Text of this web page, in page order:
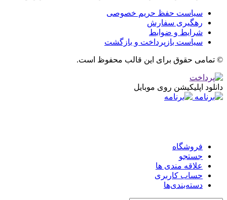
سیاست حفظ حریم خصوصی
رهگیری سفارش
شرایط و ضوابط
سیاست بازپرداخت و بازگشت
© تمامی حقوق برای این قالب محفوظ است.
دانلود اپلیکیشن روی موبایل
فروشگاه
جستجو
علاقه مندی ها
حساب کاربری
دسته‌بندی‌ها